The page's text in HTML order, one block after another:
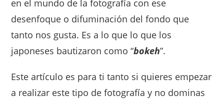
en el mundo de la fotografía con ese
desenfoque o difuminación del fondo que
tanto nos gusta. Es a lo que lo que los
japoneses bautizaron como “bokeh”.
Este artículo es para ti tanto si quieres empezar
a realizar este tipo de fotografía y no dominas